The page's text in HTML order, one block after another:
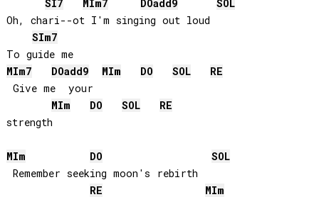
SI7 MIm7 DOadd9
SOL
Oh, chari--ot I'm singing out loud
SIm7
To guide me
MIm7 DOadd9 MIm DO SOL
RE
Give me  your
MIm DO SOL
RE
strength
MIm DO
SOL
Remember seeking moon's rebirth
RE
MIm